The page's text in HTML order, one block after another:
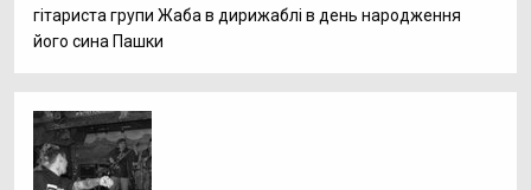
гітариста групи Жаба в дирижаблі в день народження
його сина Пашки